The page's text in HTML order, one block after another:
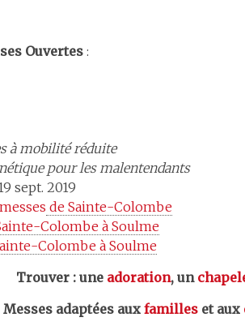
Ouvertes:
à mobilité réduite
pour les malentendants
sept. 2019
de Sainte-Colombe
Colombe à Soulme
Colombe à Soulme
: une adoration, un
Messes adaptées aux familleset aux